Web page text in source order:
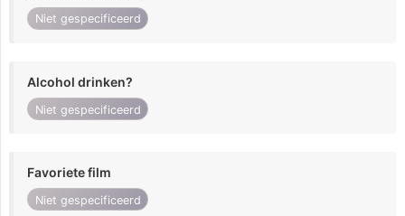
Niet gespecificeerd
Alcohol drinken?
Niet gespecificeerd
Favoriete film
Niet gespecificeerd